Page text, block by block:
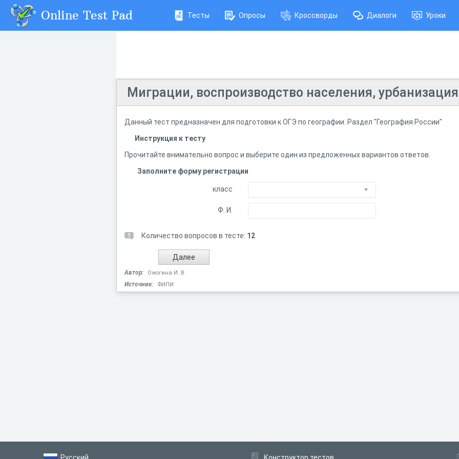
Online Test Pad Тесты Опросы Кроссворды Диалоги Уроки
Миграции, воспроизводство населения, урбанизация
Данный тест предназначен для подготовки к ОГЭ по географии. Раздел "География России"
Инструкция к тесту
Прочитайте внимательно вопрос и выберите один из предложенных вариантов ответов.
Заполните форму регистрации
класс
Ф. И.
Количество вопросов в тесте: 12
Автор: Ожогина И. В.
Источник: ФИПИ